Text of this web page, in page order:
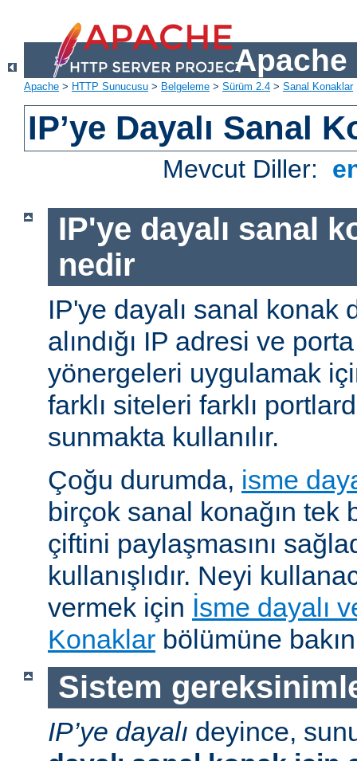
Apache
Apache > HTTP Sunucusu > Belgeleme > Sürüm 2.4 > Sanal Konaklar
IP’ye Dayalı Sanal
Mevcut Diller:
IP'ye dayalı sanal
nedir
IP'ye dayalı sanal konak
alındığı IP adresi ve
yönergeleri uygulamak
farklı siteleri farklı
sunmakta kullanılır.
Çoğu durumda, isme
birçok sanal konağın tek
çiftini paylaşmasını
kullanışlıdır. Neyi
vermek için İsme dayalı
Konaklar bölümüne
Sistem
IP’ye dayalı deyince,